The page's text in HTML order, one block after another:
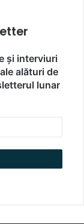
și interviuri
alături de
lunar